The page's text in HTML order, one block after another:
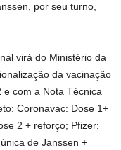
por seu turno,
virá do Ministério da
da vacinação
e com a Nota Técnica
Coronavac: Dose 1+
2 + reforço; Pfizer:
de Janssen +